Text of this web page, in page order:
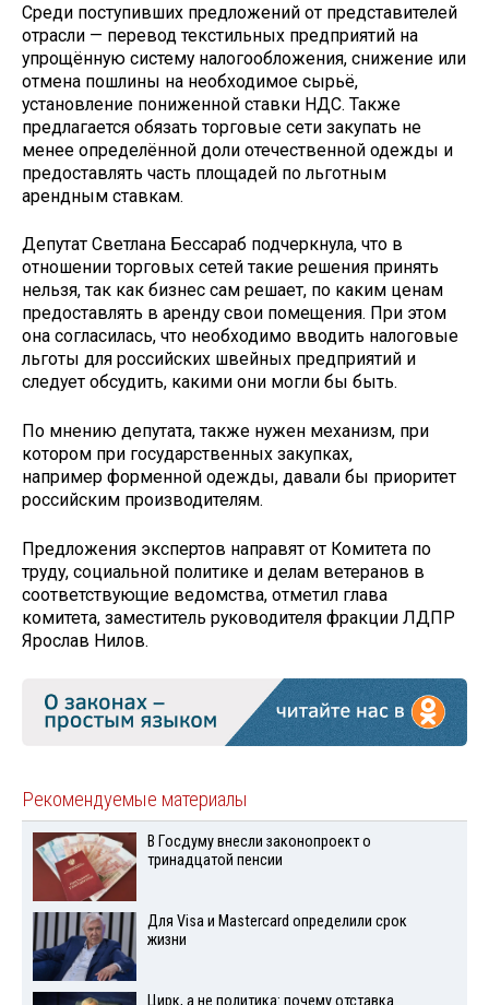
Среди поступивших предложений от представителей
отрасли — перевод текстильных предприятий на
упрощённую систему налогообложения, снижение или
отмена пошлины на необходимое сырьё,
установление пониженной ставки НДС. Также
предлагается обязать торговые сети закупать не
менее определённой доли отечественной одежды и
предоставлять часть площадей по льготным
арендным ставкам.
Депутат Светлана Бессараб подчеркнула, что в
отношении торговых сетей такие решения принять
нельзя, так как бизнес сам решает, по каким ценам
предоставлять в аренду свои помещения. При этом
она согласилась, что необходимо вводить налоговые
льготы для российских швейных предприятий и
следует обсудить, какими они могли бы быть.
По мнению депутата, также нужен механизм, при
котором при государственных закупках,
например форменной одежды, давали бы приоритет
российским производителям.
Предложения экспертов направят от Комитета по
труду, социальной политике и делам ветеранов в
соответствующие ведомства, отметил глава
комитета, заместитель руководителя фракции ЛДПР
Ярослав Нилов.
Рекомендуемые материалы
В Госдуму внесли законопроект о
тринадцатой пенсии
Для Visа и Mastercard определили срок
жизни
Цирк, а не политика: почему отставка